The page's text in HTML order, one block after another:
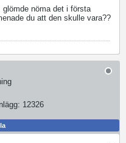
nöma det i första
du att den skulle vara??
Inlägg: 12326